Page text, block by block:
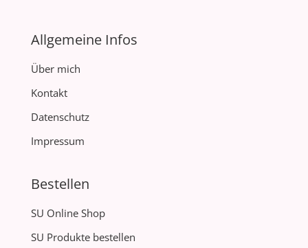
Allgemeine Infos
Über mich
Kontakt
Datenschutz
Impressum
Bestellen
SU Online Shop
SU Produkte bestellen